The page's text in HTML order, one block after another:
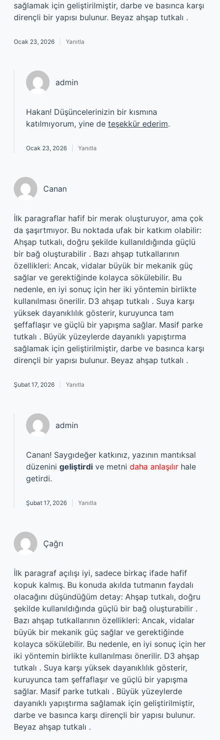
sağlamak için geliştirilmiştir, darbe ve basınca karşı
dirençli bir yapısı bulunur. Beyaz ahşap tutkalı .
Ocak 23, 2026 Yanıtla
admin
Hakan! Düşüncelerinizin bir kısmına
katılmıyorum, yine de teşekkür ederim.
Ocak 23, 2026 Yanıtla
Canan
İlk paragraflar hafif bir merak oluşturuyor, ama çok
da şaşırtmıyor. Bu noktada ufak bir katkım olabilir:
Ahşap tutkalı, doğru şekilde kullanıldığında güçlü
bir bağ oluşturabilir . Bazı ahşap tutkallarının
özellikleri: Ancak, vidalar büyük bir mekanik güç
sağlar ve gerektiğinde kolayca sökülebilir. Bu
nedenle, en iyi sonuç için her iki yöntemin birlikte
kullanılması önerilir. D3 ahşap tutkalı . Suya karşı
yüksek dayanıklılık gösterir, kuruyunca tam
şeffaflaşır ve güçlü bir yapışma sağlar. Masif parke
tutkalı . Büyük yüzeylerde dayanıklı yapıştırma
sağlamak için geliştirilmiştir, darbe ve basınca karşı
dirençli bir yapısı bulunur. Beyaz ahşap tutkalı .
Şubat 17, 2026 Yanıtla
admin
Canan! Saygıdeğer katkınız, yazının mantıksal
düzenini geliştirdi ve metni daha anlaşılır hale
getirdi.
Şubat 17, 2026 Yanıtla
Çağrı
İlk paragraf açılışı iyi, sadece birkaç ifade hafif
kopuk kalmış. Bu konuda akılda tutmanın faydalı
olacağını düşündüğüm detay: Ahşap tutkalı, doğru
şekilde kullanıldığında güçlü bir bağ oluşturabilir .
Bazı ahşap tutkallarının özellikleri: Ancak, vidalar
büyük bir mekanik güç sağlar ve gerektiğinde
kolayca sökülebilir. Bu nedenle, en iyi sonuç için her
iki yöntemin birlikte kullanılması önerilir. D3 ahşap
tutkalı . Suya karşı yüksek dayanıklılık gösterir,
kuruyunca tam şeffaflaşır ve güçlü bir yapışma
sağlar. Masif parke tutkalı . Büyük yüzeylerde
dayanıklı yapıştırma sağlamak için geliştirilmiştir,
darbe ve basınca karşı dirençli bir yapısı bulunur.
Beyaz ahşap tutkalı .